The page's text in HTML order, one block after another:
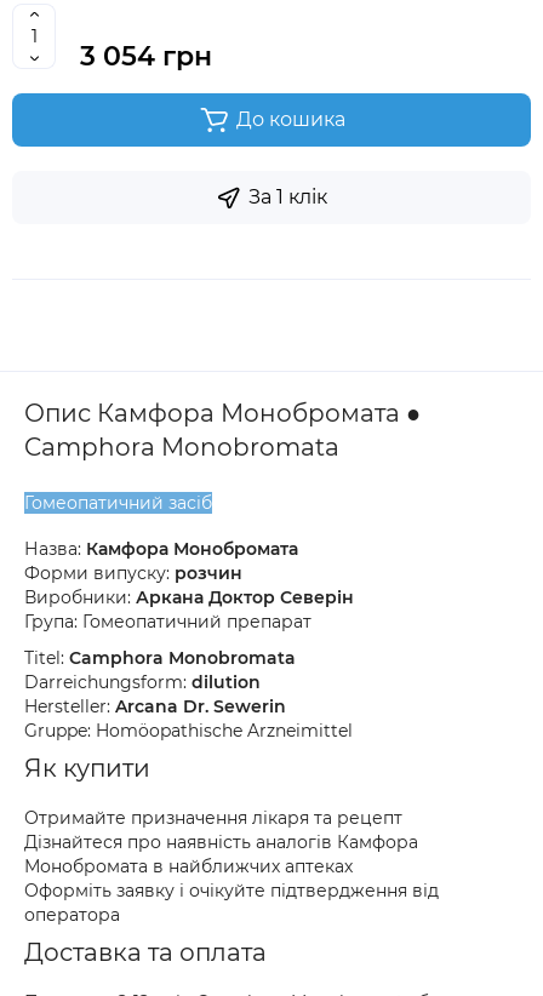
3 054 грн
До кошика
За 1 клік
Опис Камфора Монобромата ●
Camphora Monobromata
Гомеопатичний засіб
Назва: Камфора Монобромата
Форми випуску: розчин
Виробники: Аркана Доктор Северін
Група: Гомеопатичний препарат
Titel: Camphora Monobromata
Darreichungsform: dilution
Hersteller: Arcana Dr. Sewerin
Gruppe: Homöopathische Arzneimittel
Як купити
Отримайте призначення лікаря та рецепт
Дізнайтеся про наявність аналогів Камфора
Монобромата в найближчих аптеках
Оформіть заявку і очікуйте підтвердження від
оператора
Доставка та оплата